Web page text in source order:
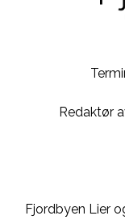
Redaktør
Fjordbyen Lier